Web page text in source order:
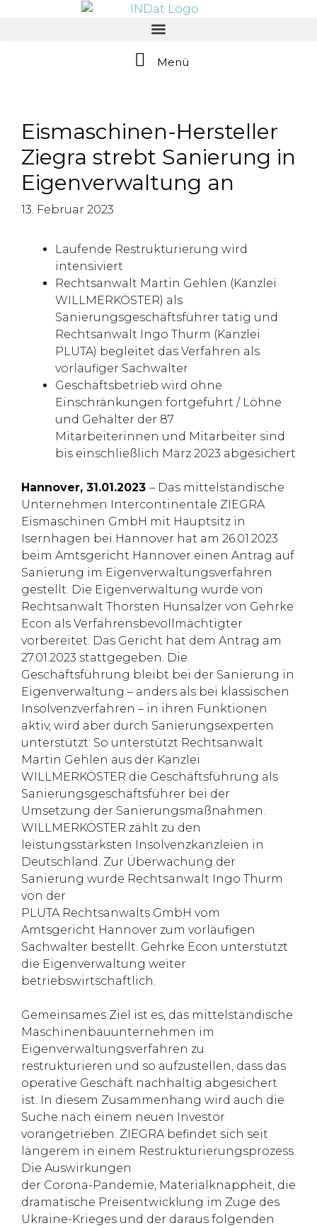
Menü
Eismaschinen-Hersteller
Ziegra strebt Sanierung in
Eigenverwaltung an
13. Februar 2023
Laufende Restrukturierung wird
intensiviert
Rechtsanwalt Martin Gehlen (Kanzlei
WILLMERKÖSTER) als
Sanierungsgeschäftsführer tätig und
Rechtsanwalt Ingo Thurm (Kanzlei
PLUTA) begleitet das Verfahren als
vorläufiger Sachwalter
Geschäftsbetrieb wird ohne
Einschränkungen fortgeführt / Löhne
und Gehälter der 87
Mitarbeiterinnen und Mitarbeiter sind
bis einschließlich März 2023 abgesichert
Hannover, 31.01.2023 – Das mittelständische
Unternehmen Intercontinentale ZIEGRA
Eismaschinen GmbH mit Hauptsitz in
Isernhagen bei Hannover hat am 26.01.2023
beim Amtsgericht Hannover einen Antrag auf
Sanierung im Eigenverwaltungsverfahren
gestellt. Die Eigenverwaltung wurde von
Rechtsanwalt Thorsten Hunsalzer von Gehrke
Econ als Verfahrensbevollmächtigter
vorbereitet. Das Gericht hat dem Antrag am
27.01.2023 stattgegeben. Die
Geschäftsführung bleibt bei der Sanierung in
Eigenverwaltung – anders als bei klassischen
Insolvenzverfahren – in ihren Funktionen
aktiv, wird aber durch Sanierungsexperten
unterstützt: So unterstützt Rechtsanwalt
Martin Gehlen aus der Kanzlei
WILLMERKÖSTER die Geschäftsführung als
Sanierungsgeschäftsführer bei der
Umsetzung der Sanierungsmaßnahmen.
WILLMERKÖSTER zählt zu den
leistungsstärksten Insolvenzkanzleien in
Deutschland. Zur Überwachung der
Sanierung wurde Rechtsanwalt Ingo Thurm
von der
PLUTA Rechtsanwalts GmbH vom
Amtsgericht Hannover zum vorläufigen
Sachwalter bestellt. Gehrke Econ unterstützt
die Eigenverwaltung weiter
betriebswirtschaftlich.
Gemeinsames Ziel ist es, das mittelständische
Maschinenbauunternehmen im
Eigenverwaltungsverfahren zu
restrukturieren und so aufzustellen, dass das
operative Geschäft nachhaltig abgesichert
ist. In diesem Zusammenhang wird auch die
Suche nach einem neuen Investor
vorangetrieben. ZIEGRA befindet sich seit
längerem in einem Restrukturierungsprozess.
Die Auswirkungen
der Corona-Pandemie, Materialknappheit, die
dramatische Preisentwicklung im Zuge des
Ukraine-Krieges und der daraus folgenden